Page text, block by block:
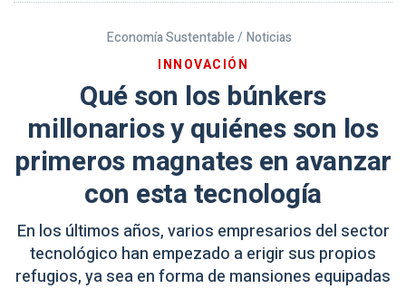
Economía Sustentable / Noticias
INNOVACIÓN
Qué son los búnkers
millonarios y quiénes son los
primeros magnates en avanzar
con esta tecnología
En los últimos años, varios empresarios del sector
tecnológico han empezado a erigir sus propios
refugios, ya sea en forma de mansiones equipadas